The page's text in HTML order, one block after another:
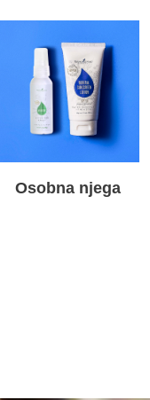
Osobna njega